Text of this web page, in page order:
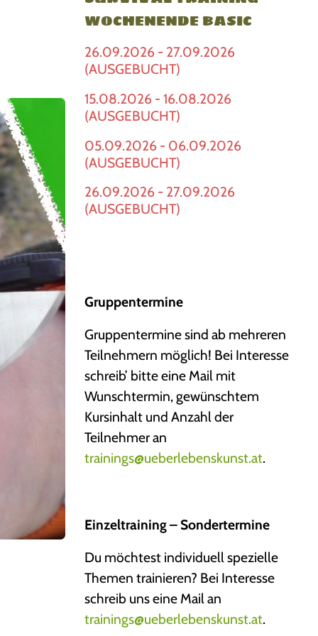
WOCHENENDE BASIC
26.09.2026 - 27.09.2026
(AUSGEBUCHT)
15.08.2026 - 16.08.2026
(AUSGEBUCHT)
05.09.2026 - 06.09.2026
(AUSGEBUCHT)
26.09.2026 - 27.09.2026
(AUSGEBUCHT)
Gruppentermine
Gruppentermine sind ab mehreren
Teilnehmern möglich! Bei Interesse
schreib’ bitte eine Mail mit
Wunschtermin, gewünschtem
Kursinhalt und Anzahl der
Teilnehmer an
trainings@ueberlebenskunst.at.
Einzeltraining – Sondertermine
Du möchtest individuell spezielle
Themen trainieren? Bei Interesse
schreib uns eine Mail an
trainings@ueberlebenskunst.at.